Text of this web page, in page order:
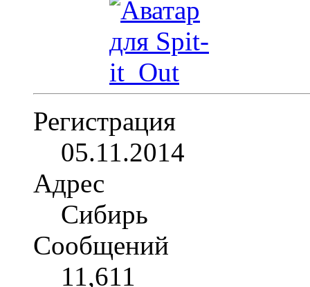
Регистрация
05.11.2014
Адрес
Сибирь
Сообщений
11,611